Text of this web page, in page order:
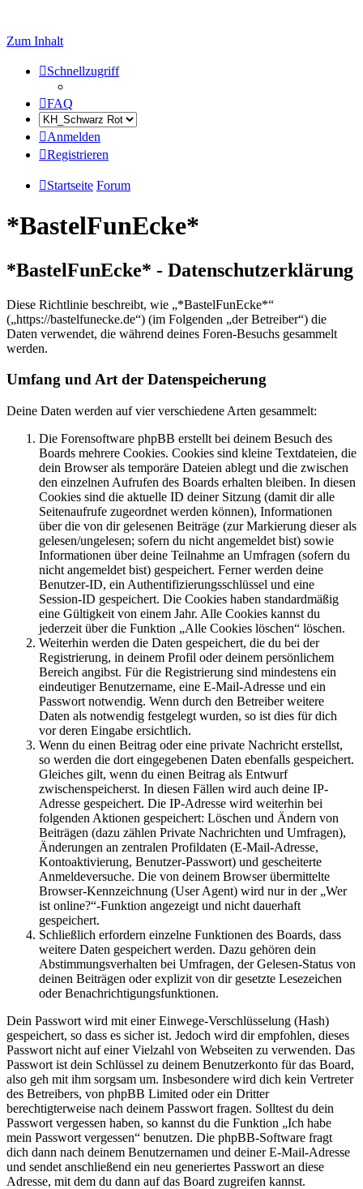
Zum Inhalt
Schnellzugriff
FAQ
Anmelden
Registrieren
Startseite Forum
*BastelFunEcke*
*BastelFunEcke* - Datenschutzerklärung
Diese Richtlinie beschreibt, wie „*BastelFunEcke*“
(„https://bastelfunecke.de“) (im Folgenden „der Betreiber“) die
Daten verwendet, die während deines Foren-Besuchs gesammelt
werden.
Umfang und Art der Datenspeicherung
Deine Daten werden auf vier verschiedene Arten gesammelt:
Die Forensoftware phpBB erstellt bei deinem Besuch des
Boards mehrere Cookies. Cookies sind kleine Textdateien, die
dein Browser als temporäre Dateien ablegt und die zwischen
den einzelnen Aufrufen des Boards erhalten bleiben. In diesen
Cookies sind die aktuelle ID deiner Sitzung (damit dir alle
Seitenaufrufe zugeordnet werden können), Informationen
über die von dir gelesenen Beiträge (zur Markierung dieser als
gelesen/ungelesen; sofern du nicht angemeldet bist) sowie
Informationen über deine Teilnahme an Umfragen (sofern du
nicht angemeldet bist) gespeichert. Ferner werden deine
Benutzer-ID, ein Authentifizierungsschlüssel und eine
Session-ID gespeichert. Die Cookies haben standardmäßig
eine Gültigkeit von einem Jahr. Alle Cookies kannst du
jederzeit über die Funktion „Alle Cookies löschen“ löschen.
Weiterhin werden die Daten gespeichert, die du bei der
Registrierung, in deinem Profil oder deinem persönlichem
Bereich angibst. Für die Registrierung sind mindestens ein
eindeutiger Benutzername, eine E-Mail-Adresse und ein
Passwort notwendig. Wenn durch den Betreiber weitere
Daten als notwendig festgelegt wurden, so ist dies für dich
vor deren Eingabe ersichtlich.
Wenn du einen Beitrag oder eine private Nachricht erstellst,
so werden die dort eingegebenen Daten ebenfalls gespeichert.
Gleiches gilt, wenn du einen Beitrag als Entwurf
zwischenspeicherst. In diesen Fällen wird auch deine IP-
Adresse gespeichert. Die IP-Adresse wird weiterhin bei
folgenden Aktionen gespeichert: Löschen und Ändern von
Beiträgen (dazu zählen Private Nachrichten und Umfragen),
Änderungen an zentralen Profildaten (E-Mail-Adresse,
Kontoaktivierung, Benutzer-Passwort) und gescheiterte
Anmeldeversuche. Die von deinem Browser übermittelte
Browser-Kennzeichnung (User Agent) wird nur in der „Wer
ist online?“-Funktion angezeigt und nicht dauerhaft
gespeichert.
Schließlich erfordern einzelne Funktionen des Boards, dass
weitere Daten gespeichert werden. Dazu gehören dein
Abstimmungsverhalten bei Umfragen, der Gelesen-Status von
deinen Beiträgen oder explizit von dir gesetzte Lesezeichen
oder Benachrichtigungsfunktionen.
Dein Passwort wird mit einer Einwege-Verschlüsselung (Hash)
gespeichert, so dass es sicher ist. Jedoch wird dir empfohlen, dieses
Passwort nicht auf einer Vielzahl von Webseiten zu verwenden. Das
Passwort ist dein Schlüssel zu deinem Benutzerkonto für das Board,
also geh mit ihm sorgsam um. Insbesondere wird dich kein Vertreter
des Betreibers, von phpBB Limited oder ein Dritter
berechtigterweise nach deinem Passwort fragen. Solltest du dein
Passwort vergessen haben, so kannst du die Funktion „Ich habe
mein Passwort vergessen“ benutzen. Die phpBB-Software fragt
dich dann nach deinem Benutzernamen und deiner E-Mail-Adresse
und sendet anschließend ein neu generiertes Passwort an diese
Adresse, mit dem du dann auf das Board zugreifen kannst.